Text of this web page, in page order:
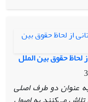
چین، رهبران پکن
منطقه در عرصه
در داخل و به
در سرلوحه سیاست
مرزهای غربی استان
آسیای مرکزی هم‌مرز
لحاظ حقوق بین الملل
عنوان دو طرف اصلی